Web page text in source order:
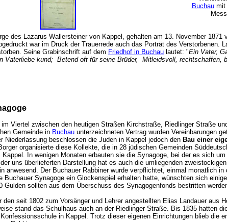
Buchaumit
des Lazarus Wallersteiner von Kappel, gehalten am 13. November
war im Druck der Trauerrede auch das Porträt des Verstorbenen.
Seine Grabinschrift auf dem Friedhof in Buchau lautet: "Ein Vater,
Vaterliebe kund; Betend oft für seine Brüder, Mitleidsvoll, rechtschaffen,
Viertel zwischen den heutigen Straßen Kirchstraße, Riedlinger Straße
Gemeinde in Buchau unterzeichneten Vertrag wurden Vereinbarungen
Niederlassung beschlossen die Juden in Kappel jedoch den Bau einer
organisierte diese Kollekte, die in 28 jüdischen Gemeinden
In wenigen Monaten erbauten sie die Synagoge, bei der es sich
uns überlieferten Darstellung hat es auch die umliegenden
anwesend. Der Buchauer Rabbiner wurde verpflichtet, einmal monatlich
Buchauer Synagoge ein Glockenspiel erhalten hatte, wünschten sich
Gulden sollten aus dem Überschuss des Synagogenfonds bestritten
den seit 1802 zum Vorsänger und Lehrer angestellten Elias Landauer
stand das Schulhaus auch an der Riedlinger Straße. Bis 1835 hatten
in Kappel. Trotz dieser eigenen Einrichtungen blieb die